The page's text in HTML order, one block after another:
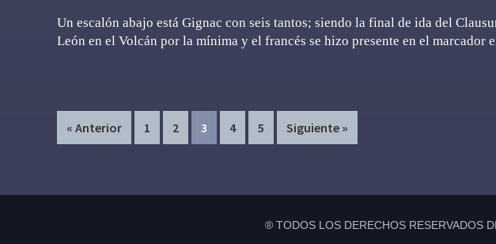
Un escalón abajo está Gignac con seis tantos; siendo la final de ida del
León en el Volcán por la mínima y el francés se hizo presente en el marcador
« Anterior Page
1 Page
2 Page
3 Page
4 Page
5 Siguiente »
® TODOS LOS DERECHOS RESERVADOS